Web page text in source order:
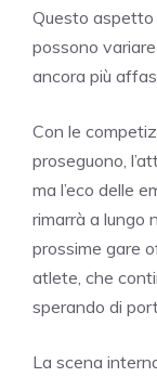
Questo
possono
ancora più
Con le
proseguono,
ma l’eco delle
rimarrà a lungo
prossime gare
atlete, che
sperando di
La scena